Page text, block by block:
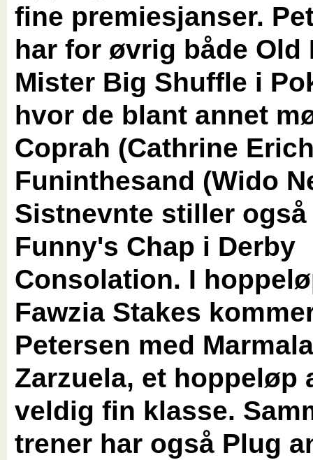
fine premiesjanser.
har for øvrig både Old
Mister Big Shuffle i
hvor de blant annet
Coprah (Cathrine
Funinthesand (Wido
Sistnevnte stiller også
Funny's Chap i Derby
Consolation. I
Fawzia Stakes
Petersen med
Zarzuela, et hoppeløp
veldig fin klasse.
trener har også Plug